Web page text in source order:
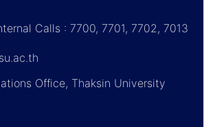
Calls : 7700, 7701, 7702, 7013
Office, Thaksin University